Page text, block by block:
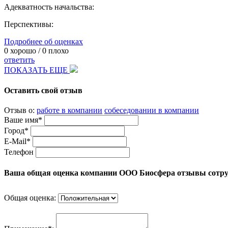
Адекватность начальства:
Перспективы:
Подробнее об оценках
0 хорошо /0 плохо
ответить
ПОКАЗАТЬ ЕЩЕ
Оставить свой отзыв
Отзыв о: работе в компании собеседовании в компании
Ваше имя*
Город*
E-Mail*
Телефон
Ваша общая оценка компании ООО Биосфера отзывы
Общая оценка: